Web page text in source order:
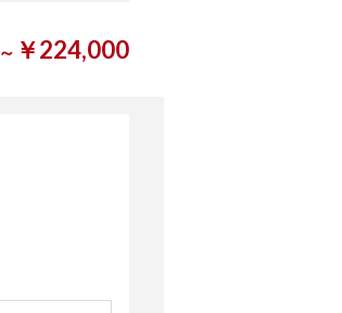
～ ￥224,000